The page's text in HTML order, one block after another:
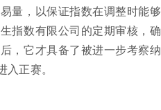
量，以保证指数在调整时能够
指数有限公司的定期审核，确
，它才具备了被进一步考察纳
正赛。